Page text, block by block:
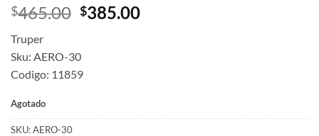
$465.00 Original
$465.00.
$385.00Current
Truper
Sku: AERO-30
Codigo: 11859
Agotado
SKU:AERO-30